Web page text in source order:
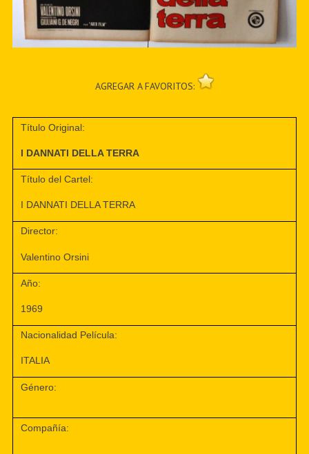
AGREGAR A FAVORITOS:
Título Original:
I DANNATI DELLA TERRA
Título del Cartel:
I DANNATI DELLA TERRA
Director:
Valentino Orsini
Año:
1969
Nacionalidad Película:
ITALIA
Género:
Compañía: